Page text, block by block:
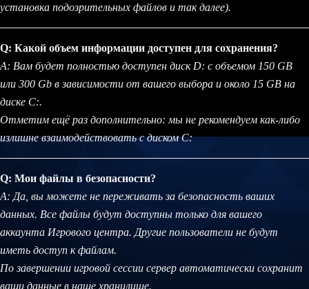
установка подозрительных файлов и так далее).
Q: Какой объем информации доступен для сохранения?
A: Вам будет полностью доступен диск D: с объемом 150 GB
или 300 Gb в зависимости от вашего выбора и около 15 GB на
диске C:.
Отметим ещё раз дополнительно: мы не рекомендуем как-либо
излишне взаимодействовать с диском C:
Q: Мои файлы в безопасности?
A: Да, вы можете не переживать за безопасность ваших
данных. Все файлы будут доступны только для вашего
аккаунта Игрового центра. Другие пользователи не будут
иметь доступ к файлам.
По завершении игровой сессии сервер автоматически сохранит
ваши данные в наше хранилище.